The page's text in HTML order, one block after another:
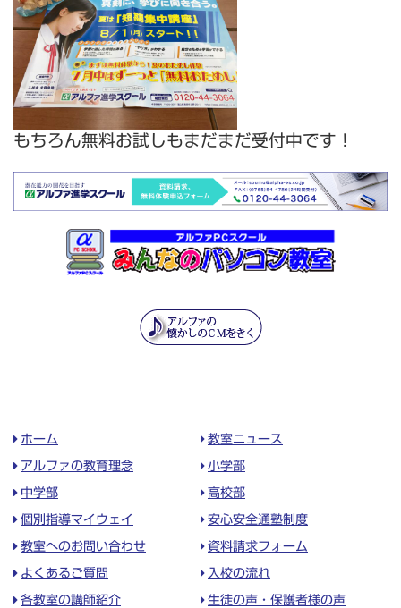
もちろん無料お試しもまだまだ受付中です！
ホーム 教室ニュース
アルファの教育理念 小学部
中学部 高校部
個別指導マイウェイ 安心安全通塾制度
教室へのお問い合わせ 資料請求フォーム
よくあるご質問 入校の流れ
各教室の講師紹介 生徒の声・保護者様の声